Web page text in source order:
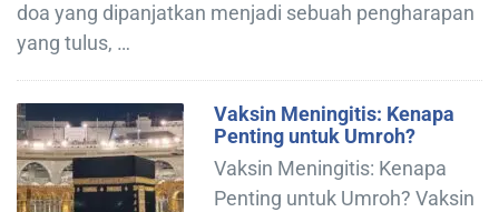
doa yang dipanjatkan menjadi sebuah pengharapan
yang tulus, …
Vaksin Meningitis: Kenapa
Penting untuk Umroh?
Vaksin Meningitis: Kenapa
Penting untuk Umroh? Vaksin